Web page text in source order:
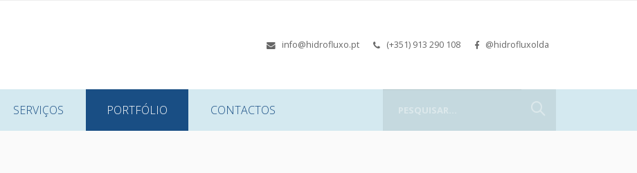
info@hidrofluxo.pt (+351) 913 290 108 @hidrofluxolda
SERVIÇOS PORTFÓLIO CONTACTOS